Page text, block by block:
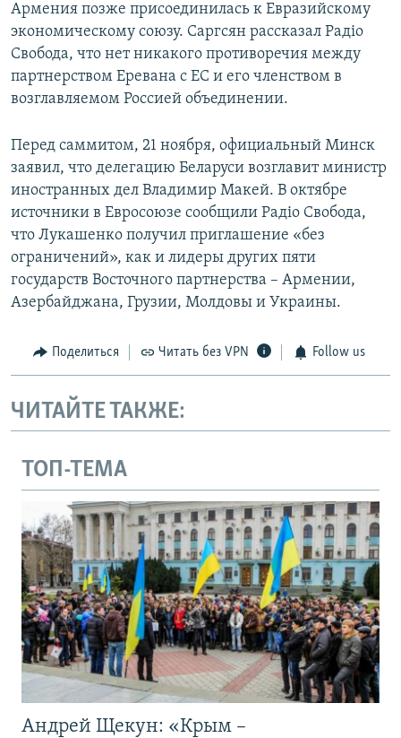
Армения позже присоединилась к Евразийскому
экономическому союзу. Саргсян рассказал Радіо
Свобода, что нет никакого противоречия между
партнерством Еревана с ЕС и его членством в
возглавляемом Россией объединении.
Перед саммитом, 21 ноября, официальный Минск
заявил, что делегацию Беларуси возглавит министр
иностранных дел Владимир Макей. В октябре
источники в Евросоюзе сообщили Радіо Свобода,
что Лукашенко получил приглашение «без
ограничений», как и лидеры других пяти
государств Восточного партнерства – Армении,
Азербайджана, Грузии, Молдовы и Украины.
Поделиться Читать без VPN Follow us
ЧИТАЙТЕ ТАКЖЕ:
ТОП-ТЕМА
Андрей Щекун: «Крым –